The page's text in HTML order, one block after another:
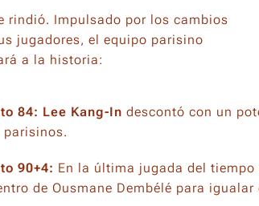
rindió. Impulsado por los cambios
jugadores, el equipo parisino
a la historia:
84: Lee Kang-In descontó con un
parisinos.
90+4: En la última jugada del tiempo
de Ousmane Dembélé para